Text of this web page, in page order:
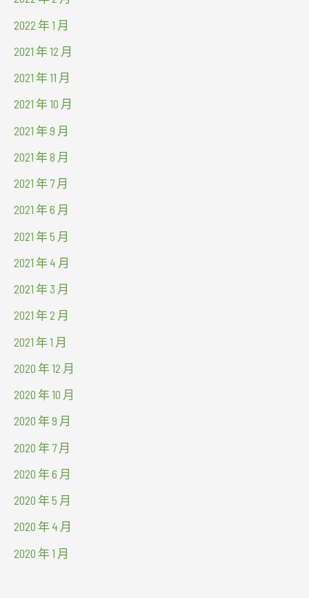
2022 年 1 月
2021 年 12 月
2021 年 11 月
2021 年 10 月
2021 年 9 月
2021 年 8 月
2021 年 7 月
2021 年 6 月
2021 年 5 月
2021 年 4 月
2021 年 3 月
2021 年 2 月
2021 年 1 月
2020 年 12 月
2020 年 10 月
2020 年 9 月
2020 年 7 月
2020 年 6 月
2020 年 5 月
2020 年 4 月
2020 年 1 月